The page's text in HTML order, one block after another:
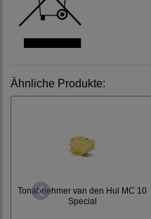
Ähnliche Produkte:
Tonabnehmer van den Hul MC 10
Special